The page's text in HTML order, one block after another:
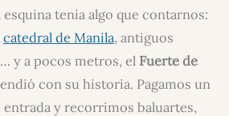
esquina tenía algo que contarnos:
catedral de Manila, antiguos
y a pocos metros, el Fuerte de
con su historia. Pagamos un
y recorrimos baluartes,